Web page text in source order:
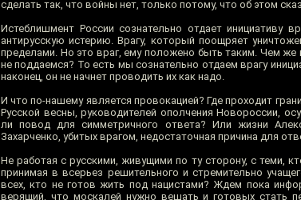
сделать так, что войны нет, только потому, что об этом
Истеблишмент России сознательно отдает инициативу
антирусскую истерию. Врагу, который поощряет
пределами. Но это враг, ему положено быть таким. Чем
не поддаемся? То есть мы сознательно отдаем врагу
наконец, он не начнет проводить их как надо.
И что по-нашему является провокацией? Где проходит
Русской весны, руководителей ополчения Новороссии,
ли повод для симметричного ответа? Или жизни
Захарченко, убитых врагом, недостаточная причина для
Не работая с русскими, живущими по ту сторону, с теми,
принимая в всерьез решительного и стремительно
всех, кто не готов жить под нацистами? Ждем пока
верящий, что москалей нужно вешать и готовых стать